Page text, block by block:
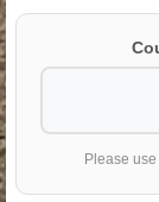
Please